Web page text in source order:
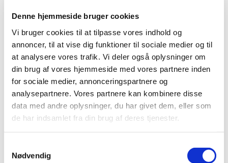
Denne hjemmeside bruger cookies
Vi bruger cookies til at tilpasse vores indhold og
annoncer, til at vise dig funktioner til sociale medier og til
at analysere vores trafik. Vi deler også oplysninger om
din brug af vores hjemmeside med vores partnere inden
for sociale medier, annonceringspartnere og
analysepartnere. Vores partnere kan kombinere disse
data med andre oplysninger, du har givet dem, eller som
de har indsamlet fra din brug af deres tjenester.
Nødvendig
Løgumkloster